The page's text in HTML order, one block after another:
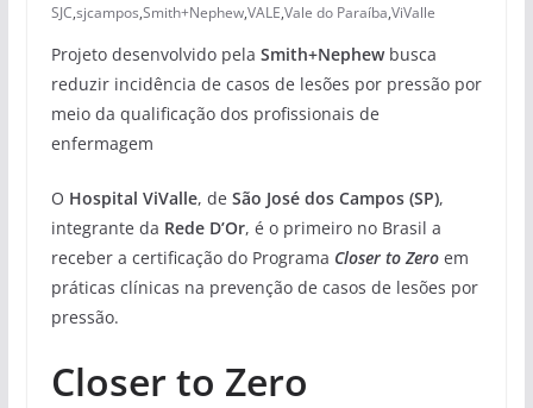
SJC,sjcampos,Smith+Nephew,VALE,Vale do Paraíba,ViValle
Projeto desenvolvido pela Smith+Nephewbusca
reduzir incidência de casos de lesões por pressão por
meio da qualificação dos profissionais de
enfermagem
O Hospital ViValle, de São José dos Campos (SP),
integrante da Rede D’Or, é o primeiro no Brasil a
receber a certificação do Programa Closer to Zeroem
práticas clínicas na prevenção de casos de lesões por
pressão.
Closer to Zero